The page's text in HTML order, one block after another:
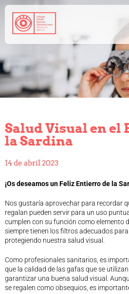
Salud visual
Preguntas frecuentes
Consejos de tu óptico-optometrista
Cómo colegiarse
Tablón de anuncios
Biblioteca
Legislación
Ventajas
Calendario
Formación
Formación
Salud Visual en el
la Sardina
14 de abril 2023
¡Os deseamos un Feliz Entierro de la
Nos gustaría aprovechar para recordar
regalan pueden servir para un uso
cumplen con su función como elemento
siempre tienen los filtros adecuados
protegiendo nuestra salud visual.
Como profesionales sanitarios, es
que la calidad de las gafas que se
garantizar una buena salud visual.
se regalen como obsequios, es